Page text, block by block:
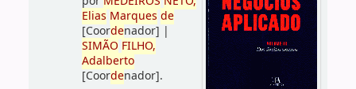
Elias Marques de
[Coordenador] |
SIMÃO FILHO,
Adalberto
[Coordenador].